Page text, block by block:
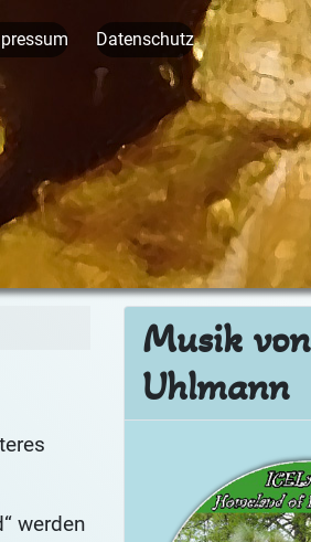
Datenschutz
werden
Musik
Uhlmann